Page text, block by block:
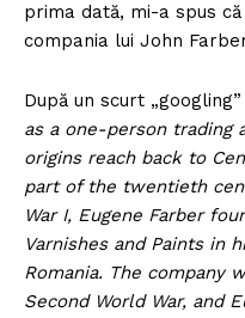
prima dată, mi-a spus
compania lui John
După un scurt
as a one-person trading
origins reach back to
part of the twentieth
War I, Eugene Farber
Varnishes and Paints in
Romania. The company
Second World War, and